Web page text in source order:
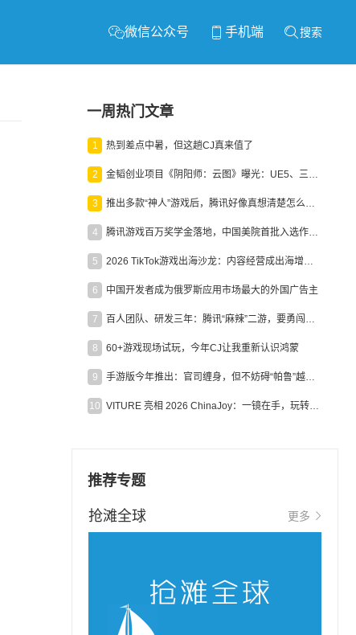
微信公众号 手机端 搜索
一周热门文章
1 热到差点中暑，但这趟CJ真来值了
2 金韬创业项目《阴阳师：云图》曝光：UE5、三端互通、ARPG
3 推出多款“神人”游戏后，腾讯好像真想清楚怎么做二次元了
4 腾讯游戏百万奖学金落地，中国美院首批入选作品获业内关注
5 2026 TikTok游戏出海沙龙：内容经营成出海增长新引擎
6 中国开发者成为俄罗斯应用市场最大的外国广告主
7 百人团队、研发三年：腾讯“麻辣”二游，要勇闯男性恋爱市场
8 60+游戏现场试玩，今年CJ让我重新认识鸿蒙
9 手游版今年推出：官司缠身，但不妨碍“帕鲁”越来越火
10 VITURE 亮相 2026 ChinaJoy：一镜在手，玩转全场！
推荐专题
抢滩全球 更多